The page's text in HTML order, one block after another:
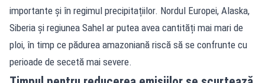
importante și în regimul precipitațiilor. Nordul Europei, Alaska,
Siberia și regiunea Sahel ar putea avea cantități mai mari de
ploi, în timp ce pădurea amazoniană riscă să se confrunte cu
perioade de secetă mai severe.